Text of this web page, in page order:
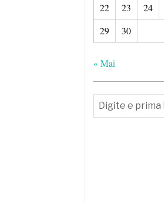
22
23 24
29
30
« Mai